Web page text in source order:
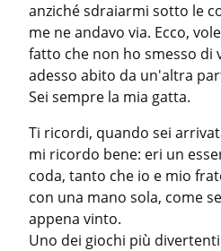
anziché sdraiarmi sotto le
me ne andavo via. Ecco,
fatto che non ho smesso di
adesso abito da un'altra
Sei sempre la mia gatta.
Ti ricordi, quando sei
mi ricordo bene: eri un
coda, tanto che io e mio
con una mano sola, come
appena vinto.
Uno dei giochi più